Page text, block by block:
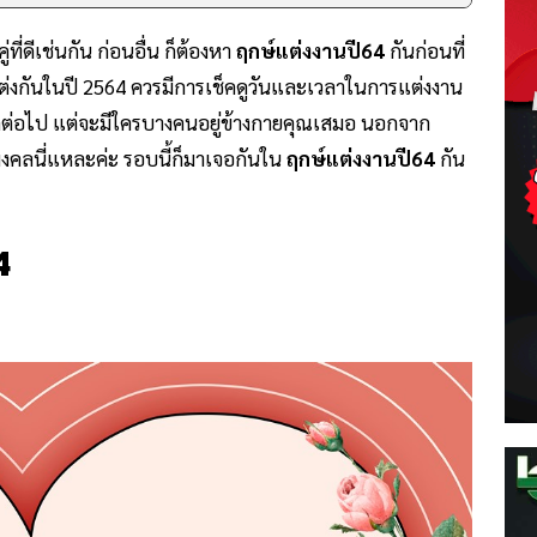
ที่ดีเช่นกัน ก่อนอื่น ก็ต้องหาฤกษ์​แต่ง​งานปี​64 กันก่อนที่
กันในปี 2564 ควรมีการเช็คดูวันและเวลาในการแต่งงาน
ไป แต่จะมีใครบางคนอยู่ข้างกายคุณเสมอ นอกจาก
คลนี่แหละค่ะ รอบนี้ก็มาเจอกันในฤกษ์​แต่ง​งาน​ปี​64 กัน